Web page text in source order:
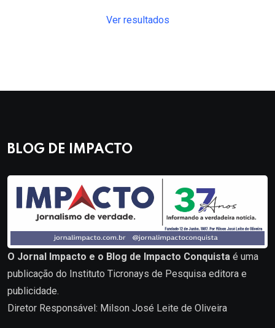
Ver resultados
BLOG DE IMPACTO
O Jornal Impacto e o Blog de Impacto Conquista é uma
publicação do Instituto Ticronays de Pesquisa editora e
publicidade.
Diretor Responsável: Milson José Leite de Oliveira